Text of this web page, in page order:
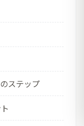
ステップ